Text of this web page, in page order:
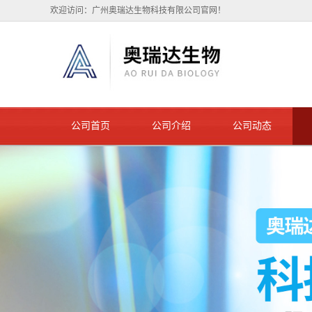
欢迎访问：广州奥瑞达生物科技有限公司官网！
公司首页 公司介绍 公司动态